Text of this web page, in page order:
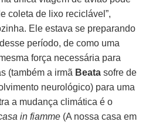
coleta de lixo reciclável”,
Ele estava se preparando
período, de como uma
força necessária para
(também a irmã Beata sofre de
neurológico) para uma
a mudança climática é o
in fiamme (A nossa casa em